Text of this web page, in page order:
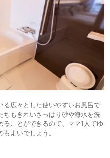
る広々とした使いやすいお風呂で
ちもきれいさっぱり砂や海水を洗
ることができるので、ママ1人でゆ
よいでしょう。